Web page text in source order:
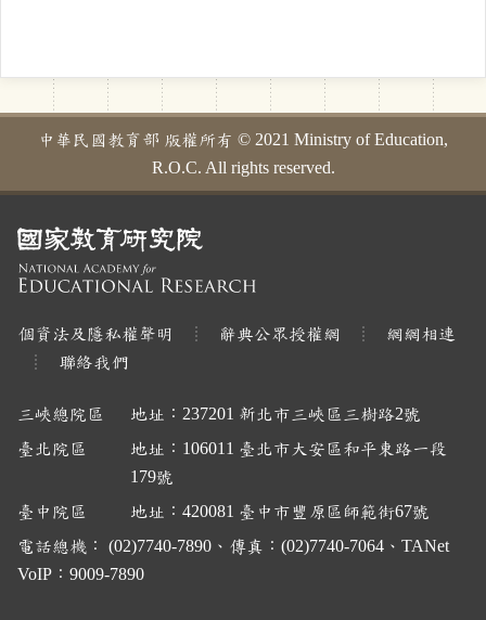
中華民國教育部 版權所有 © 2021 Ministry of Education,
R.O.C. All rights reserved.
個資法及隱私權聲明 辭典公眾授權網
網網相連
聯絡我們
三峽總院區
地址：237201 新北市三峽區三樹路2號
臺北院區
地址：106011 臺北市大安區和平東路一段
179號
臺中院區
地址：420081 臺中市豐原區師範街67號
電話總機： (02)7740-7890、傳真：(02)7740-7064、TANet
VoIP：9009-7890